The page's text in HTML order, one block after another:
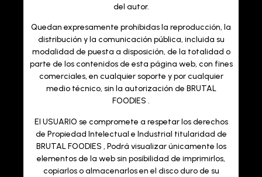
del autor.
Quedan expresamente prohibidas la reproducción, la
distribución y la comunicación pública, incluida su
modalidad de puesta a disposición, de la totalidad o
parte de los contenidos de esta página web, con fines
comerciales, en cualquier soporte y por cualquier
medio técnico, sin la autorización de BRUTAL
FOODIES .
El USUARIO se compromete a respetar los derechos
de Propiedad Intelectual e Industrial titularidad de
BRUTAL FOODIES , Podrá visualizar únicamente los
elementos de la web sin posibilidad de imprimirlos,
copiarlos o almacenarlos en el disco duro de su